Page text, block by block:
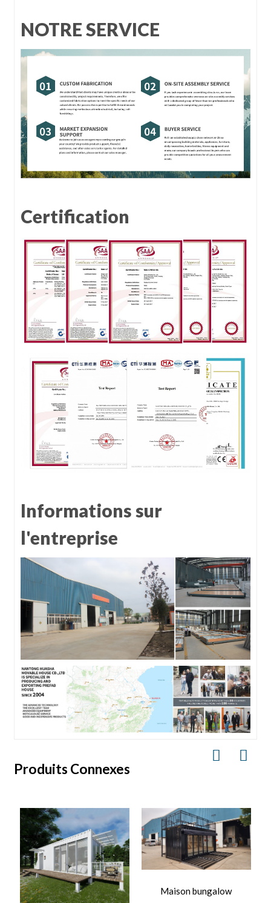
NOTRE SERVICE
Certification
Informations sur
l'entreprise
Produits Connexes
Maison bungalow